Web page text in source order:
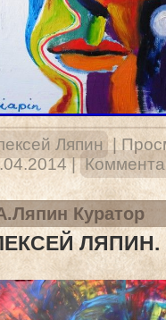
Ляпин |
|
Куратор
ЛЯПИН.